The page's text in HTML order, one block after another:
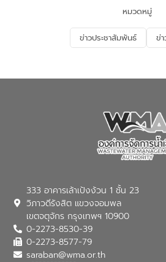
จัดการน้ำเสี
อนุรักษ์สิ่ง
และการบำบั
เกี่ยวกับสาเ
ณ เทศบาล
หมวดหมู่
ข่าวประชาสัมพันธ์ ข่
333 อาคารเล้าเป้งง้วน 1 ชั้น 23
วิภาวดีรังสิต แขวงจอมพล
เขตจตุจักร กรุงเทพฯ 10900
0-2273-8530-39
0-2273-8577-79
saraban@wma.or.th